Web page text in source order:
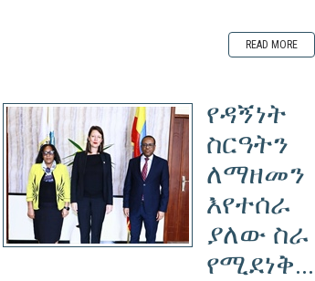
READ MORE
የዳኝነት
ስርዓትን
ለማዘመን
እየተሰራ
ያለው ስራ
የሚደነቅ...